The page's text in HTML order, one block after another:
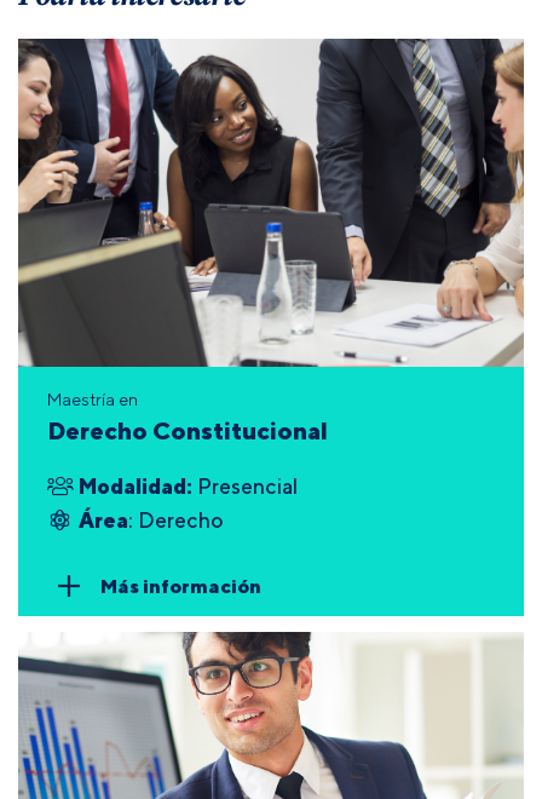
Maestría en
Derecho Constitucional
Modalidad: Presencial
Área: Derecho
Más información